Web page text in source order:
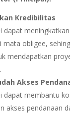
Kredibilitas
dapat
mata obligee,
mendapatkan
Akses
dapat membantu
akses pendanaan